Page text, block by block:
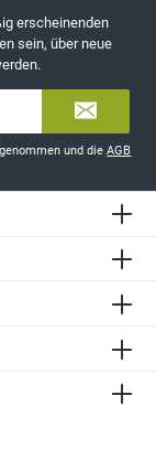
erscheinenden
sein, über neue
und dieAGB